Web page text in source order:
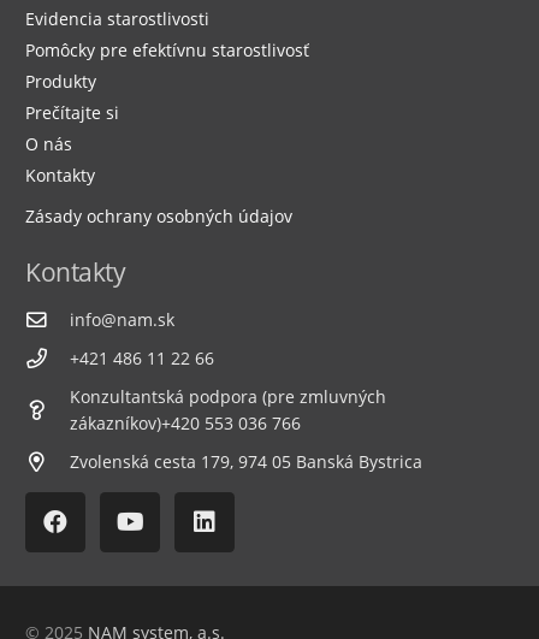
Evidencia starostlivosti
Pomôcky pre efektívnu starostlivosť
Produkty
Prečítajte si
O nás
Kontakty
Zásady ochrany osobných údajov
Kontakty
info@nam.sk
+421 486 11 22 66
Konzultantská podpora (pre zmluvných
zákazníkov)+420 553 036 766
Zvolenská cesta 179, 974 05 Banská Bystrica
© 2025 NAM system, a.s.